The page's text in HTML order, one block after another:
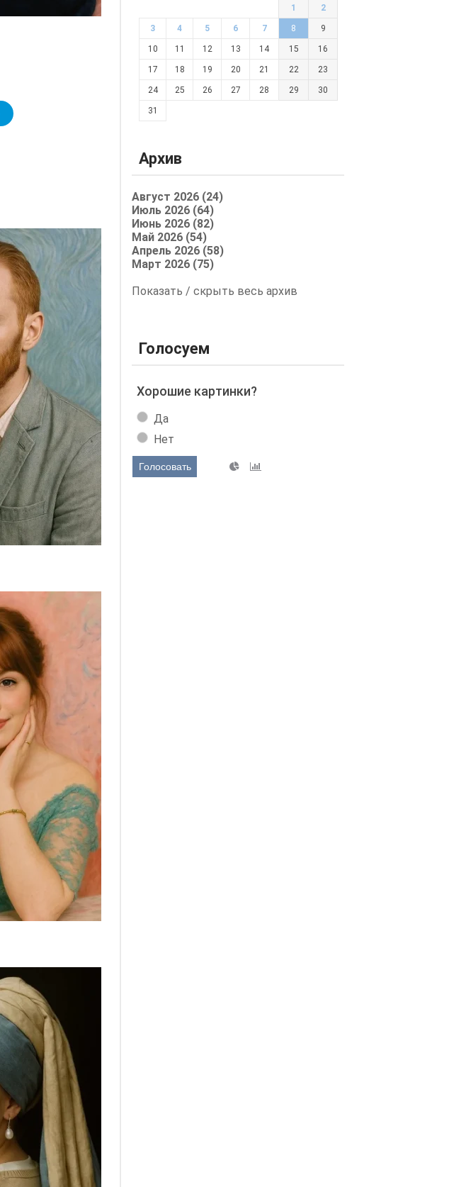
1 2
3 4 5 6 7 8 9
10 11 12 13 14 15 16
17 18 19 20 21 22 23
24 25 26 27 28 29 30
31
Архив
Август 2026 (24)
Июль 2026 (64)
Июнь 2026 (82)
Май 2026 (54)
Апрель 2026 (58)
Март 2026 (75)
Показать / скрыть весь архив
Голосуем
Хорошие картинки?
Да
Нет
Голосовать